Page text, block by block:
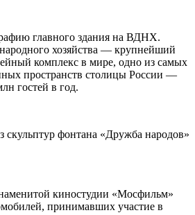
главного здания на ВДНХ.
хозяйства — крупнейший
комплекс в мире, одно из самых
пространств столицы России —
гостей в год.
фонтана «Дружба народов»
киностудии «Мосфильм»
принимавших участие в